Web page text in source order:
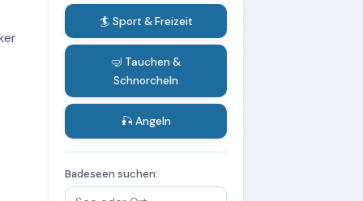
🏄 Sport & Freizeit
🤿 Tauchen &
Schnorcheln
🎣 Angeln
Badeseen suchen: